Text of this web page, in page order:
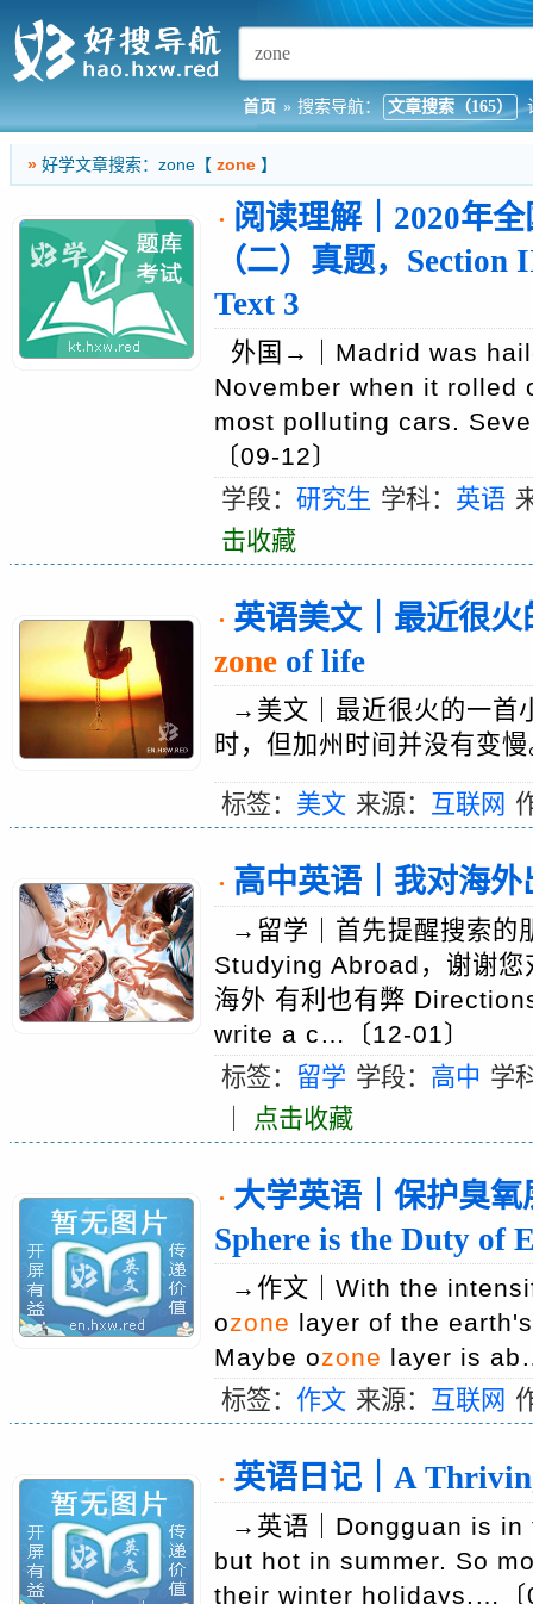
首页 » 搜索导航： 文章搜索（165）
» 好学文章搜索：zone【 zone 】
· 阅读理解｜2020年
（二）真题，
Text 3
外国→｜Madrid was
November when it
most polluting cars.
〔09-12〕
学段：研究生 学科： 英语
击收藏
· 英语美文｜最近很
zone of life
→美文｜最近很火的一首
时，但加州时间并没有变
标签： 美文 来源： 互联网
· 高中英语｜我对海
→留学｜首先提醒搜索的
Studying Abroad，谢谢您
海外 有利也有弊
write a c…〔12-01〕
标签： 留学 学段： 高中 学
点击收藏
· 大学英语｜保护臭
Sphere is the Duty of
→作文｜With the
ozone layer of the
Maybe ozone layer is
标签： 作文 来源： 互联网
· 英语日记｜A
→英语｜Dongguan is
but hot in summer. So
their winter holidays.…〔